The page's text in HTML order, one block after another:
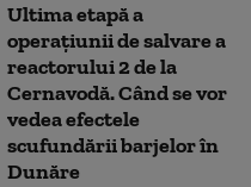
Ultima etapă a
operațiunii de salvare a
reactorului 2 de la
Cernavodă. Când se vor
vedea efectele
scufundării barjelor în
Dunăre